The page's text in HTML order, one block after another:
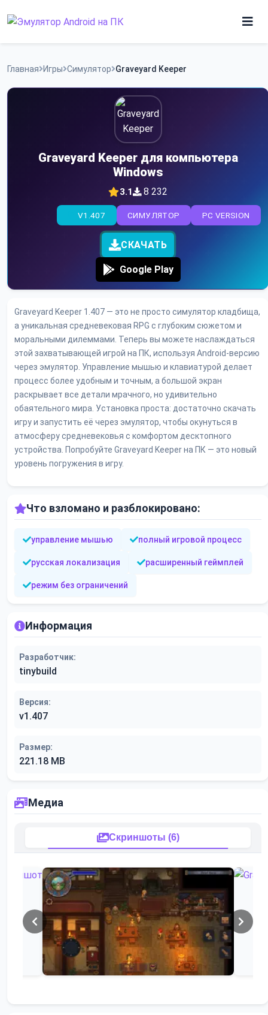
to
Приложения
Главная Игры Симулятор Graveyard Keeper
Graveyard Keeper для компьютера
Windows
3.1 8 232
PC VERSION
СИМУЛЯТОР
V1.407
СКАЧАТЬ
Google Play
Graveyard Keeper 1.407 — это не просто симулятор кладбища,
а уникальная средневековая RPG с глубоким сюжетом и
моральными дилеммами. Теперь вы можете наслаждаться
этой захватывающей игрой на ПК, используя Android-версию
через эмулятор. Управление мышью и клавиатурой делает
процесс более удобным и точным, а большой экран
раскрывает все детали мрачного, но удивительно
обаятельного мира. Установка проста: достаточно скачать
игру и запустить её через эмулятор, чтобы окунуться в
атмосферу средневековья с комфортом десктопного
устройства. Попробуйте Graveyard Keeper на ПК — это новый
уровень погружения в игру.
Что взломано и разблокировано:
управление мышью полный игровой процесс
русская локализация расширенный геймплей
режим без ограничений
Информация
Разработчик:
tinybuild
Версия:
v1.407
Размер:
221.18 MB
Медиа
Скриншоты (6)